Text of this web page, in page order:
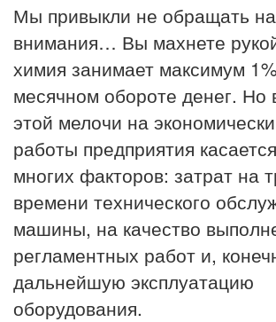
Мы привыкли не обращать
внимания… Вы махнете
химия занимает максимум
месячном обороте денег. Но
этой мелочи на
работы предприятия
многих факторов: затрат на
времени технического
машины, на качество
регламентных работ и,
дальнейшую эксплуатацию
оборудования.